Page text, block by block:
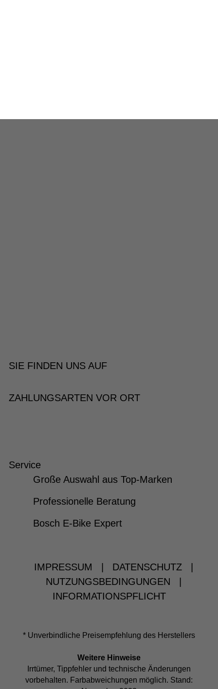
SIE FINDEN UNS AUF
ZAHLUNGSARTEN VOR ORT
Service
Große Auswahl aus Top-Marken
Professionelle Beratung
Bosch E-Bike Expert
IMPRESSUM DATENSCHUTZ
NUTZUNGSBEDINGUNGEN
INFORMATIONSPFLICHT
* Unverbindliche Preisempfehlung des Herstellers
Weitere Hinweise
Irrtümer, Tippfehler und technische Änderungen
vorbehalten. Farbabweichungen möglich. Stand: